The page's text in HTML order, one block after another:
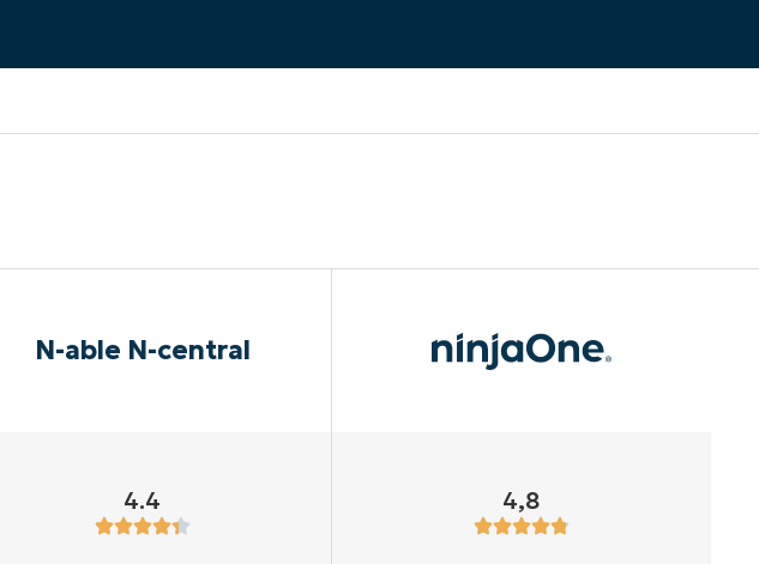
N-able N-central
4.4 4,8